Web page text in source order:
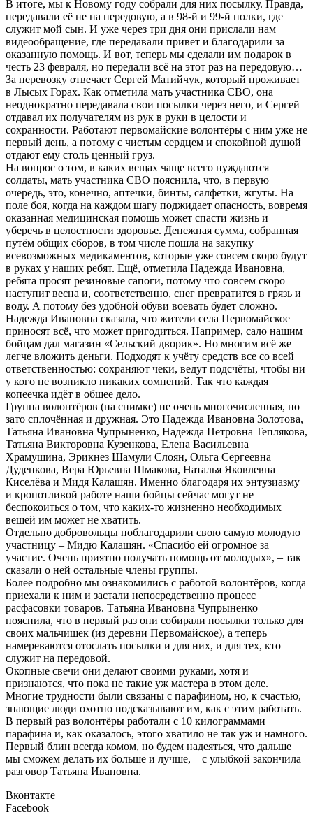
В итоге, мы к Новому году собрали для них посылку. Правда,
передавали её не на передовую, а в 98-й и 99-й полки, где
служит мой сын. И уже через три дня они прислали нам
видеообращение, где передавали привет и благодарили за
оказанную помощь. И вот, теперь мы сделали им подарок в
честь 23 февраля, но передали всё на этот раз на передовую…
За перевозку отвечает Сергей Матийчук, который проживает
в Лысых Горах. Как отметила мать участника СВО, она
неоднократно передавала свои посылки через него, и Сергей
отдавал их получателям из рук в руки в целости и
сохранности. Работают первомайские волонтёры с ним уже не
первый день, а потому с чистым сердцем и спокойной душой
отдают ему столь ценный груз.
На вопрос о том, в каких вещах чаще всего нуждаются
солдаты, мать участника СВО пояснила, что, в первую
очередь, это, конечно, аптечки, бинты, салфетки, жгуты. На
поле боя, когда на каждом шагу поджидает опасность, вовремя
оказанная медицинская помощь может спасти жизнь и
уберечь в целостности здоровье. Денежная сумма, собранная
путём общих сборов, в том числе пошла на закупку
всевозможных медикаментов, которые уже совсем скоро будут
в руках у наших ребят. Ещё, отметила Надежда Ивановна,
ребята просят резиновые сапоги, потому что совсем скоро
наступит весна и, соответственно, снег превратится в грязь и
воду. А потому без удобной обуви воевать будет сложно.
Надежда Ивановна сказала, что жители села Первомайское
приносят всё, что может пригодиться. Например, сало нашим
бойцам дал магазин «Сельский дворик». Но многим всё же
легче вложить деньги. Подходят к учёту средств все со всей
ответственностью: сохраняют чеки, ведут подсчёты, чтобы ни
у кого не возникло никаких сомнений. Так что каждая
копеечка идёт в общее дело.
Группа волонтёров (на снимке) не очень многочисленная, но
зато сплочённая и дружная. Это Надежда Ивановна Золотова,
Татьяна Ивановна Чупрыненко, Надежда Петровна Теплякова,
Татьяна Викторовна Кузенкова, Елена Васильевна
Храмушина, Эрикнез Шамули Слоян, Ольга Сергеевна
Дуденкова, Вера Юрьевна Шмакова, Наталья Яковлевна
Киселёва и Мидя Калашян. Именно благодаря их энтузиазму
и кропотливой работе наши бойцы сейчас могут не
беспокоиться о том, что каких-то жизненно необходимых
вещей им может не хватить.
Отдельно добровольцы поблагодарили свою самую молодую
участницу – Мидю Калашян. «Спасибо ей огромное за
участие. Очень приятно получать помощь от молодых», – так
сказали о ней остальные члены группы.
Более подробно мы ознакомились с работой волонтёров, когда
приехали к ним и застали непосредственно процесс
расфасовки товаров. Татьяна Ивановна Чупрыненко
пояснила, что в первый раз они собирали посылки только для
своих мальчишек (из деревни Первомайское), а теперь
намереваются отослать посылки и для них, и для тех, кто
служит на передовой.
Окопные свечи они делают своими руками, хотя и
признаются, что пока не такие уж мастера в этом деле.
Многие трудности были связаны с парафином, но, к счастью,
знающие люди охотно подсказывают им, как с этим работать.
В первый раз волонтёры работали с 10 килограммами
парафина и, как оказалось, этого хватило не так уж и намного.
Первый блин всегда комом, но будем надеяться, что дальше
мы сможем делать их больше и лучше, – с улыбкой закончила
разговор Татьяна Ивановна.
Вконтакте
Facebook